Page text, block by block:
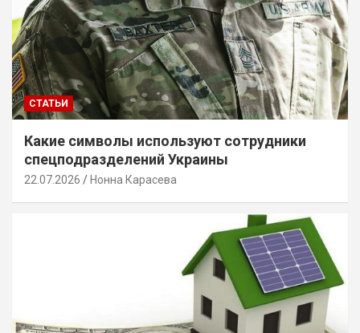
СТАТЬИ
Какие символы используют сотрудники
спецподразделений Украины
22.07.2026 Нонна Карасева